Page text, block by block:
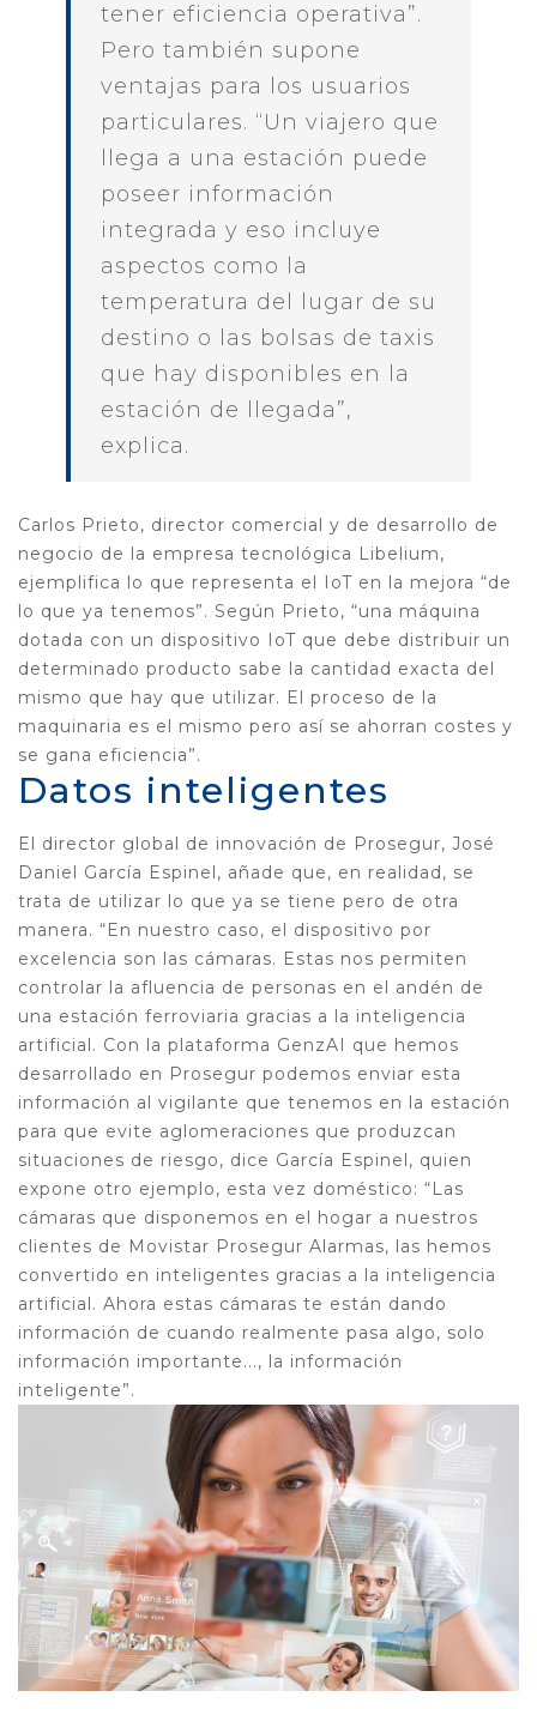
tener eficiencia operativa”.
Pero también supone
ventajas para los usuarios
particulares. “Un viajero que
llega a una estación puede
poseer información
integrada y eso incluye
aspectos como la
temperatura del lugar de su
destino o las bolsas de taxis
que hay disponibles en la
estación de llegada”,
explica.
Carlos Prieto, director comercial y de desarrollo de
negocio de la empresa tecnológica Libelium,
ejemplifica lo que representa el IoT en la mejora “de
lo que ya tenemos”. Según Prieto, “una máquina
dotada con un dispositivo IoT que debe distribuir un
determinado producto sabe la cantidad exacta del
mismo que hay que utilizar. El proceso de la
maquinaria es el mismo pero así se ahorran costes y
se gana eficiencia”.
Datos inteligentes
El director global de innovación de Prosegur, José
Daniel García Espinel, añade que, en realidad, se
trata de utilizar lo que ya se tiene pero de otra
manera. “En nuestro caso, el dispositivo por
excelencia son las cámaras. Estas nos permiten
controlar la afluencia de personas en el andén de
una estación ferroviaria gracias a la inteligencia
artificial. Con la plataforma GenzAI que hemos
desarrollado en Prosegur podemos enviar esta
información al vigilante que tenemos en la estación
para que evite aglomeraciones que produzcan
situaciones de riesgo, dice García Espinel, quien
expone otro ejemplo, esta vez doméstico: “Las
cámaras que disponemos en el hogar a nuestros
clientes de Movistar Prosegur Alarmas, las hemos
convertido en inteligentes gracias a la inteligencia
artificial. Ahora estas cámaras te están dando
información de cuando realmente pasa algo, solo
información importante..., la información
inteligente”.